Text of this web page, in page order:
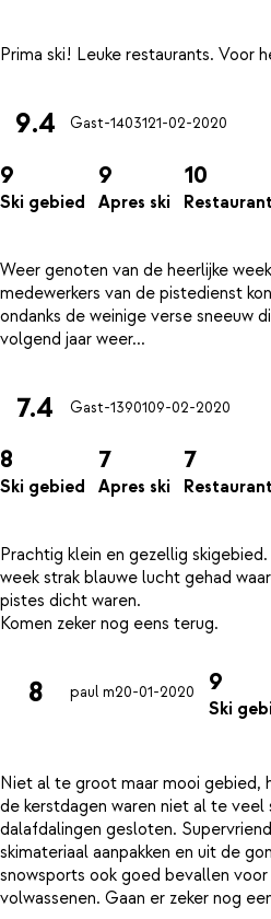
9.4 Gast-1403121-02-2020
9
Ski gebied
9
Apres ski
10
Weer genoten van de heerlijke
medewerkers van de pistedienst
ondanks de weinige verse sneeuw
7.4 Gast-1390109-02-2020
8
Ski gebied
7
Apres ski
7
Prachtig klein en gezellig
week strak blauwe lucht gehad
pistes dicht waren.
8 paul m20-01-2020 9
Ski
Niet al te groot maar mooi gebied,
de kerstdagen waren niet al te veel
dalafdalingen gesloten.
skimateriaal aanpakken en uit de
snowsports ook goed bevallen